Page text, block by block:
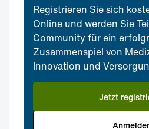
Registrieren Sie sich
Online und werden Sie
Community für ein
Zusammenspiel von
Innovation und
Jetzt